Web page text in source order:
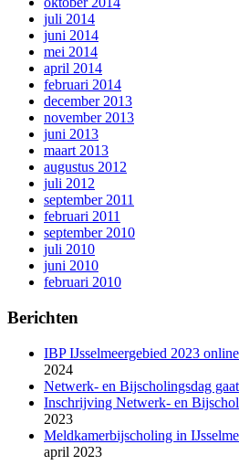
juli 2014
juni 2014
mei 2014
april 2014
februari 2014
december 2013
november 2013
juni 2013
maart 2013
augustus 2012
juli 2012
september 2011
februari 2011
september 2010
juli 2010
juni 2010
februari 2010
Berichten
IBP IJsselmeergebied 2023
2024
Netwerk- en Bijscholingsdag
Inschrijving Netwerk- en
2023
Meldkamerbijscholing in
april 2023